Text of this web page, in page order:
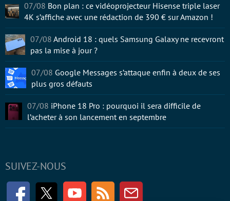
SUIVEZ-NOUS
FacebookTwitter Youtube RSS Newsletter
07/08 Bon plan : ce vidéoprojecteur Hisense triple laser
4K s’affiche avec une rédaction de 390 € sur Amazon !
07/08 Android 18 : quels Samsung Galaxy ne recevront
pas la mise à jour ?
07/08 Google Messages s’attaque enfin à deux de ses
plus gros défauts
07/08 iPhone 18 Pro : pourquoi il sera difficile de
l’acheter à son lancement en septembre